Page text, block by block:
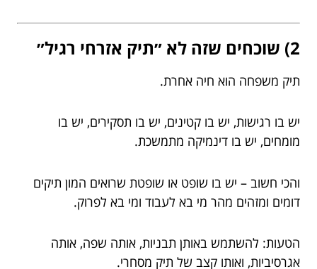
2) שוכחים שזה לא ״תיק אזרחי רגיל״
תיק משפחה הוא חיה אחרת.
יש בו רגישות, יש בו קטינים, יש בו תסקירים, יש בו
מומחים, יש בו דינמיקה מתמשכת.
והכי חשוב – יש בו שופט או שופטת שרואים המון תיקים
דומים ומזהים מהר מי בא לעבוד ומי בא לפרוק.
הטעות: להשתמש באותן תבניות, אותה שפה, אותה
אגרסיביות, ואותו קצב של תיק מסחרי.